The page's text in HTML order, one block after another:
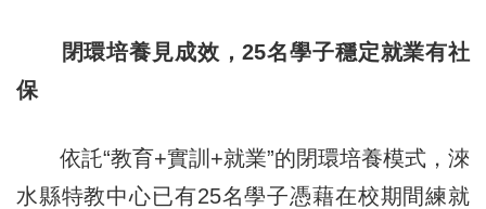
閉環培養見成效，25名學子穩定就業有社
保
依託“教育+實訓+就業”的閉環培養模式，淶
水縣特教中心已有25名學子憑藉在校期間練就